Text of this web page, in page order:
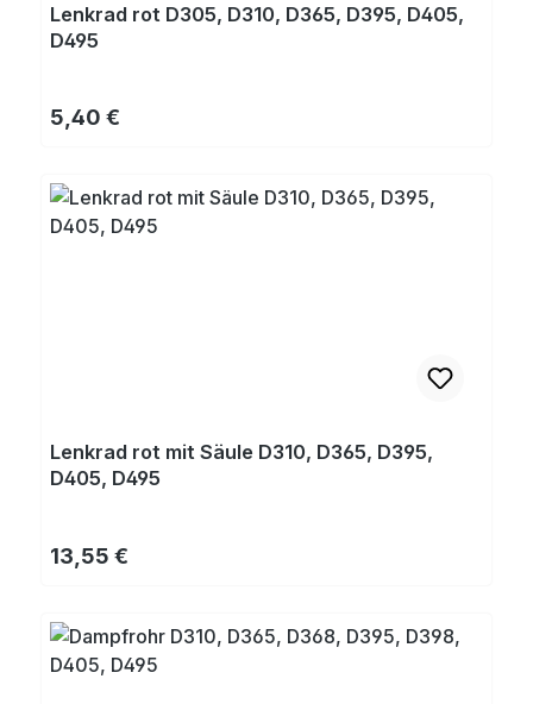
Lenkrad rot D305, D310, D365, D395, D405,
D495
Regulärer Preis:
5,40 €
Lenkrad rot mit Säule D310, D365, D395,
D405, D495
Regulärer Preis:
13,55 €